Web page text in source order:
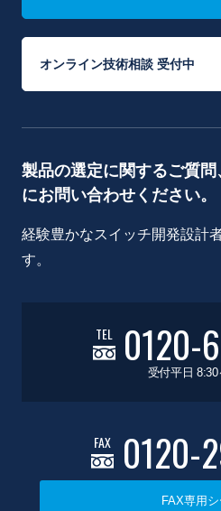
オンライン技術相談 受付中
製品の選定に関するご質
にお問い合わせください。
経験豊かなスイッチ開発設計
す。
TEL 0120-
受付平日 8:30
FAX 0120-
FAX専用シ